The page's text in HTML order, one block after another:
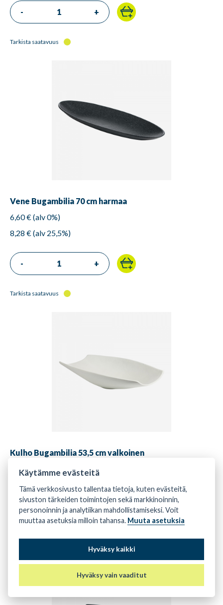
- +
Tarkista saatavuus
Vene Bugambilia 70 cm harmaa
6,60 € (alv 0%)
8,28 € (alv 25,5%)
- +
Tarkista saatavuus
Kulho Bugambilia 53,5 cm valkoinen
6,60 € (alv 0%)
8,28 € (alv 25,5%)
- +
Käytämme evästeitä
Tämä verkkosivusto tallentaa tietoja, kuten evästeitä,
sivuston tärkeiden toimintojen sekä markkinoinnin,
personoinnin ja analytiikan mahdollistamiseksi. Voit
muuttaa asetuksia milloin tahansa. Muuta asetuksia
Hyväksy kaikki
Hyväksy vain vaaditut